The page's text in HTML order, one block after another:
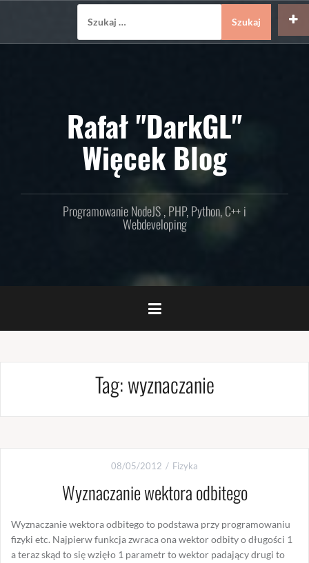
Rafał "DarkGL"
Więcek Blog
Programowanie NodeJS , PHP, Python, C++ i
Webdeveloping
Tag:wyznaczanie
08/05/2012 Fizyka
Wyznaczanie wektora odbitego
Wyznaczanie wektora odbitego to podstawa przy programowaniu
fizyki etc. Najpierw funkcja zwraca ona wektor odbity o długości 1
a teraz skąd to się wzięło 1 parametr to wektor padający drugi to